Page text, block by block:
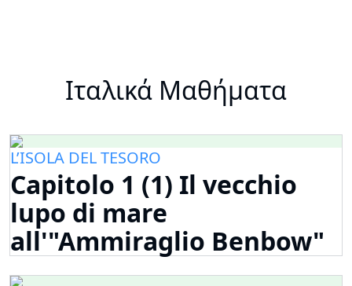
Ιταλικά Μαθήματα
L’ISOLA DEL TESORO
Capitolo 1 (1) Il vecchio
lupo di mare
all'"Ammiraglio Benbow"